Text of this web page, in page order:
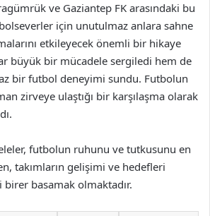
ve Gaziantep FK arasındaki bu
için unutulmaz anlara sahne
etkileyecek önemli bir hikaye
büyük bir mücadele sergiledi hem de
bir futbol deneyimi sundu. Futbolun
zirveye ulaştığı bir karşılaşma olarak
futbolun ruhunu ve tutkusunu en
takımların gelişimi ve hedefleri
birer basamak olmaktadır.